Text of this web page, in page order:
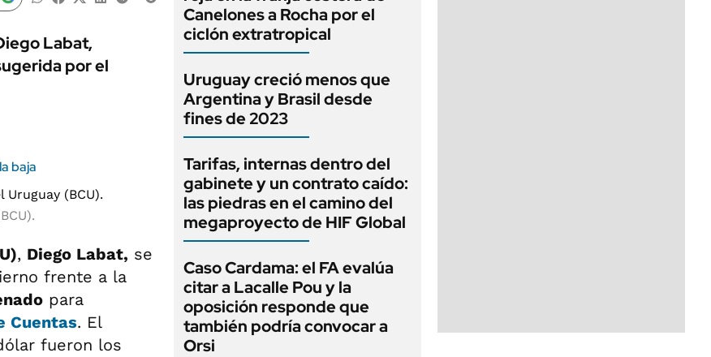
Labat,
por el
baja
, Diego Labat, se
frente a la
para
Cuentas. El
fueron los
Canelones a Rocha por el
ciclón extratropical
Uruguay creció menos que
Argentina y Brasil desde
fines de 2023
Tarifas, internas dentro del
gabinete y un contrato caído:
las piedras en el camino del
megaproyecto de HIF Global
Caso Cardama: el FA evalúa
citar a Lacalle Pou y la
oposición responde que
también podría convocar a
Orsi